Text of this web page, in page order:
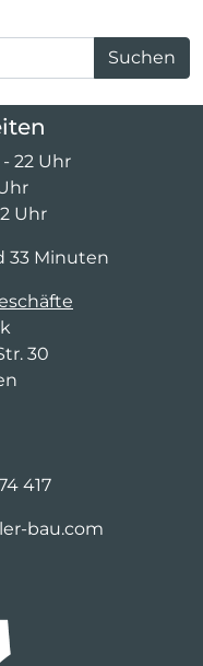
22 Uhr
Uhr
33 Minuten
30
417
bau.com